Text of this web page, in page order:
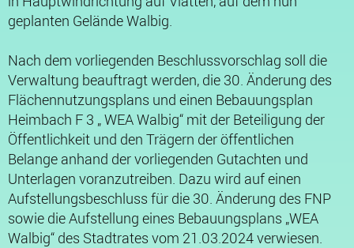
geplanten Gelände Walbig.
Nach dem vorliegenden Beschlussvorschlag soll die
Verwaltung beauftragt werden, die 30. Änderung des
Flächennutzungsplans und einen Bebauungsplan
Heimbach F 3 „ WEA Walbig“ mit der Beteiligung der
Öffentlichkeit und den Trägern der öffentlichen
Belange anhand der vorliegenden Gutachten und
Unterlagen voranzutreiben. Dazu wird auf einen
Aufstellungsbeschluss für die 30. Änderung des FNP
sowie die Aufstellung eines Bebauungsplans „WEA
Walbig“ des Stadtrates vom 21.03.2024 verwiesen.